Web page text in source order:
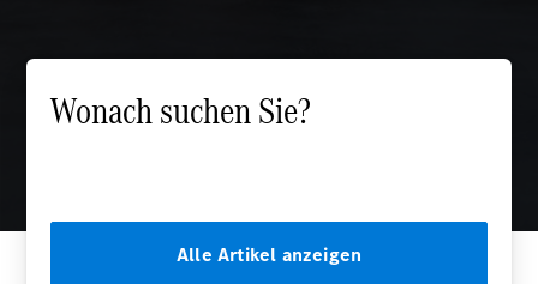
Wonach suchen Sie?
Alle Artikel anzeigen